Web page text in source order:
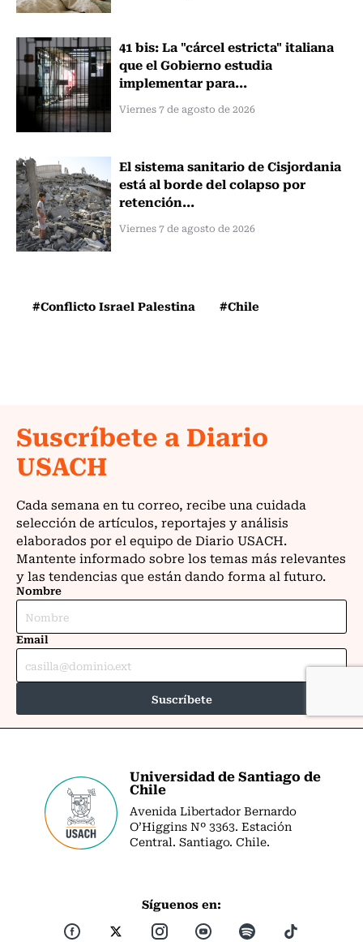
41 bis: La "cárcel estricta" italiana
que el Gobierno estudia
implementar para...
Viernes 7 de agosto de 2026
El sistema sanitario de Cisjordania
está al borde del colapso por
retención...
Viernes 7 de agosto de 2026
#Conflicto Israel Palestina #Chile
Universidad de Santiago de
Chile
Avenida Libertador Bernardo
O’Higgins Nº 3363. Estación
Central. Santiago. Chile.
Síguenos en: